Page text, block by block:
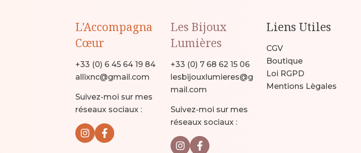
L'Accompagna
Cœur
+33 (0) 6 45 64 19 84
allixnc@gmail.com
Suivez-moi sur mes
réseaux sociaux :
Les Bijoux
Lumières
+33 (0) 7 68 62 15 06
lesbijouxlumieres@g
mail.com
Suivez-moi sur mes
réseaux sociaux :
Liens Utiles
CGV
Boutique
Loi RGPD
Mentions Lègales